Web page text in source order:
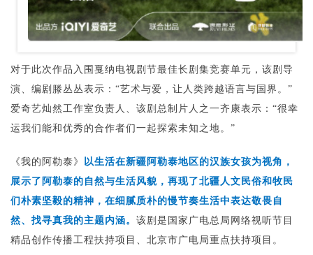
对于此次作品入围戛纳电视剧节最佳长剧集竞赛单元，该剧导
演、编剧滕丛丛表示：“艺术与爱，让人类跨越语言与国界。”
爱奇艺灿然工作室负责人、该剧总制片人之一齐 康表示：“很幸
运我们能和优秀的合作者们一起探索未知之地。”
《我的阿勒泰》 以生活在新疆阿勒泰地区的汉族女孩为视角，
展示了阿勒泰的自然与生活风貌，再现了北疆人文民俗和牧民
们朴素坚毅的精神，在细腻质朴的慢节奏生活中表达敬畏自
然、找寻真我的主题内涵。 该剧是国家广电总局网络视听节目
精品创作传播工程扶持项目、北京市广电局重点扶持项目。